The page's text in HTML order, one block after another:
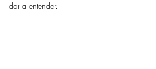
dar a entender.